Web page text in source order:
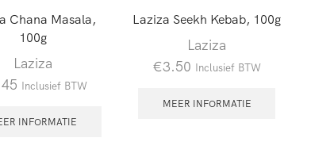
Chana Masala,
100g
Laziza
Inclusief BTW
INFORMATIE
Laziza Seekh Kebab, 100g
Laziza
€3.50 Inclusief BTW
MEER INFORMATIE